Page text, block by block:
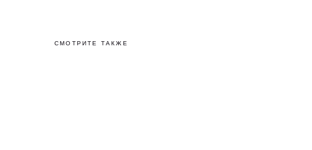
СМОТРИТЕ ТАКЖЕ